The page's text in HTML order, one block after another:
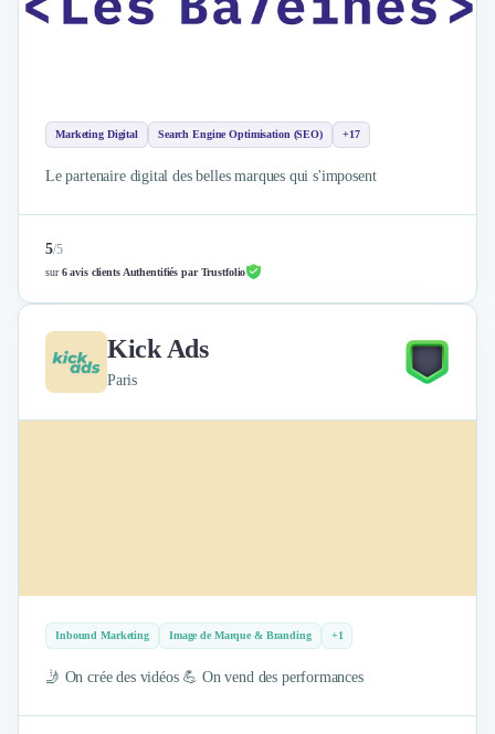
Marketing Digital Search Engine Optimisation (SEO) +17
Le partenaire digital des belles marques qui s'imposent
5/5
sur6 avis clients Authentifiés par Trustfolio
Kick Ads
Paris
Inbound Marketing Image de Marque & Branding +1
🤳 On crée des vidéos 💪 On vend des performances